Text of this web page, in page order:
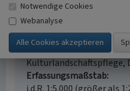
Kapelle (Bauwerk)
Ort
Koblenz - Güls
Fachsicht(en)
Kulturlandschaftspflege,
Erfassungsmaßstab
Notwendige Cookies
Webanalyse